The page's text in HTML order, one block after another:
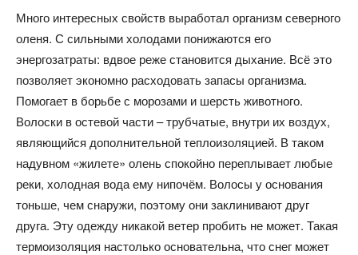
Много интересных свойств выработал организм северного
оленя. С сильными холодами понижаются его
энергозатраты: вдвое реже становится дыхание. Всё это
позволяет экономно расходовать запасы организма.
Помогает в борьбе с морозами и шерсть животного.
Волоски в остевой части – трубчатые, внутри их воздух,
являющийся дополнительной теплоизоляцией. В таком
надувном «жилете» олень спокойно переплывает любые
реки, холодная вода ему нипочём. Волосы у основания
тоньше, чем снаружи, поэтому они заклинивают друг
друга. Эту одежду никакой ветер пробить не может. Такая
термоизоляция настолько основательна, что снег может